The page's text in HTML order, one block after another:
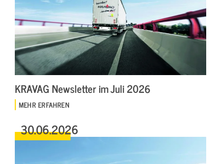
KRAVAG Newsletter im Juli 2026
MEHR ERFAHREN
30.06.2026